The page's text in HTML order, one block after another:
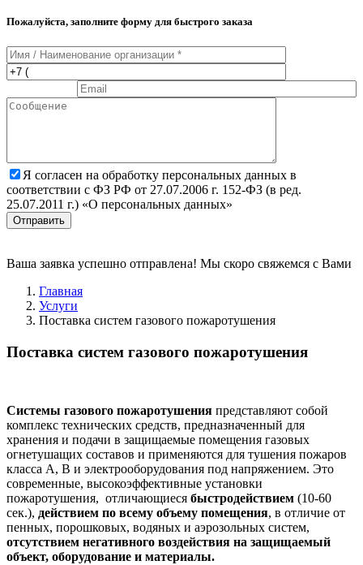
Пожалуйста, заполните форму для быстрого заказа
Я согласен на обработку персональных данных в
соответствии с ФЗ РФ от 27.07.2006 г. 152-ФЗ (в ред.
25.07.2011 г.) «О персональных данных»
Отправить
Ваша заявка успешно отправлена! Мы скоро свяжемся с Вами
Главная
Услуги
Поставка систем газового пожаротушения
Поставка систем газового пожаротушения
Системы газового пожаротушения представляют собой
комплекс технических средств, предназначенный для
хранения и подачи в защищаемые помещения газовых
огнетушащих составов и применяются для тушения пожаров
класса А, В и электрооборудования под напряжением. Это
современные, высокоэффективные установки
пожаротушения, отличающиеся быстродействием (10-60
сек.), действием по всему объему помещения, в отличие от
пенных, порошковых, водяных и аэрозольных систем,
отсутствием негативного воздействия на защищаемый
объект, оборудование и материалы.